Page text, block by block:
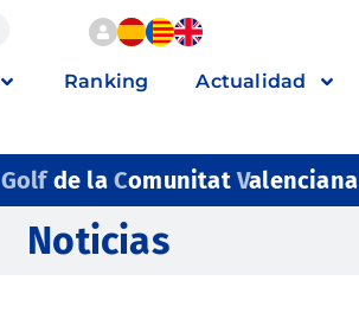
Ranking Actualidad
Golfde la ComunitatValenciana
Noticias